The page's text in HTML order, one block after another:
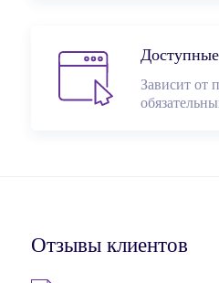
Зависит от
Отзывы клиентов